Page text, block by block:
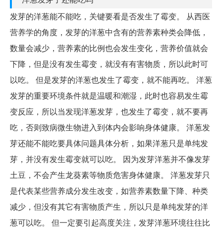
发芽的洋葱能不能吃，关键要看是否发生了霉变。 从西医
营养学的角度，发芽的洋葱中含有的营养素种类会降低，
数量会减少，营养素的比例也会发生变化，营养价值就会
下降，但是没有发生霉变，就没有有害物质，所以此时可
以吃。 但是发芽的洋葱也发生了霉变，就不能再吃。 洋葱
发芽的重要环境条件就是温暖和潮湿，此时也容易发生霉
变反应，所以当发现洋葱发芽，也发生了霉变，就不要再
吃，否则致病微生物进入到体内会影响身体健康。 洋葱发
芽还能不能吃要具体问题具体分析，如果洋葱只是单纯发
芽，并没有发生霉变就可以吃。 因为发芽洋葱并不像发芽
土豆，不会产生龙葵素等物质危害身体健康。 洋葱发芽只
是代表某些营养成分发生改变，如营养素数量下降、种类
减少，但没有其它有害物质产生，所以只是单纯发芽的洋
葱可以吃。 但一定要引起高度关注，发芽洋葱环境往往比